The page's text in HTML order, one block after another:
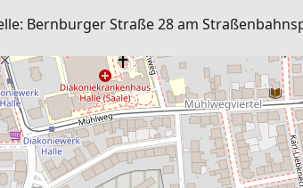
Bernburger Straße 28 am